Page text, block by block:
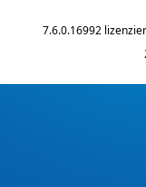
7.6.0.16992